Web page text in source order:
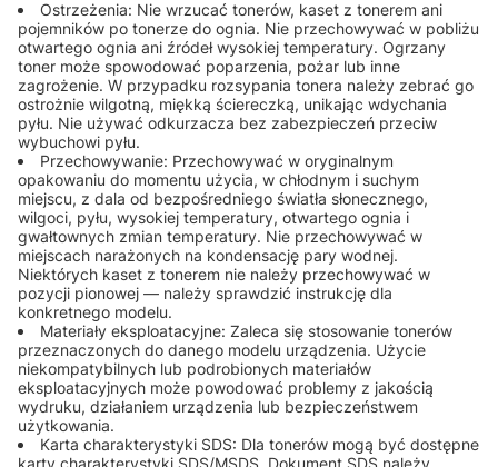
Ostrzeżenia: Nie wrzucać tonerów, kaset z tonerem ani
pojemników po tonerze do ognia. Nie przechowywać w pobliżu
otwartego ognia ani źródeł wysokiej temperatury. Ogrzany
toner może spowodować poparzenia, pożar lub inne
zagrożenie. W przypadku rozsypania tonera należy zebrać go
ostrożnie wilgotną, miękką ściereczką, unikając wdychania
pyłu. Nie używać odkurzacza bez zabezpieczeń przeciw
wybuchowi pyłu.
Przechowywanie: Przechowywać w oryginalnym
opakowaniu do momentu użycia, w chłodnym i suchym
miejscu, z dala od bezpośredniego światła słonecznego,
wilgoci, pyłu, wysokiej temperatury, otwartego ognia i
gwałtownych zmian temperatury. Nie przechowywać w
miejscach narażonych na kondensację pary wodnej.
Niektórych kaset z tonerem nie należy przechowywać w
pozycji pionowej — należy sprawdzić instrukcję dla
konkretnego modelu.
Materiały eksploatacyjne: Zaleca się stosowanie tonerów
przeznaczonych do danego modelu urządzenia. Użycie
niekompatybilnych lub podrobionych materiałów
eksploatacyjnych może powodować problemy z jakością
wydruku, działaniem urządzenia lub bezpieczeństwem
użytkowania.
Karta charakterystyki SDS: Dla tonerów mogą być dostępne